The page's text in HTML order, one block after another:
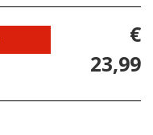
€
23,99